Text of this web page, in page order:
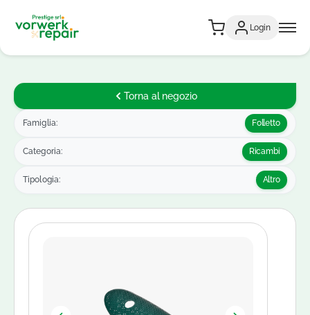
Login
Torna al negozio
Famiglia: Folletto
Categoria: Ricambi
Tipologia: Altro